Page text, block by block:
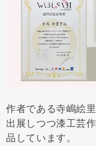
作者である寺嶋絵
出展しつつ漆工芸
品しています。